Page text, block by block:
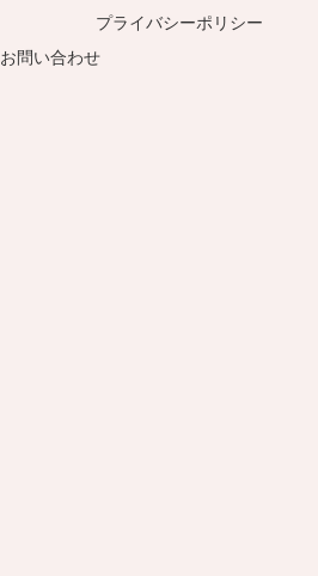
プライバシーポリシー
お問い合わせ